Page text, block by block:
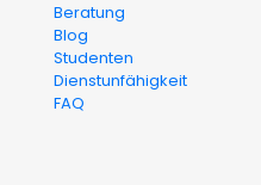
Beratung
Blog
Studenten
Dienstunfähigkeit
FAQ